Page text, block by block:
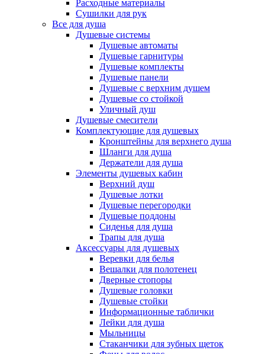
Расходные материалы
Сушилки для рук
Все для душа
Душевые системы
Душевые автоматы
Душевые гарнитуры
Душевые комплекты
Душевые панели
Душевые с верхним душем
Душевые со стойкой
Уличный душ
Душевые смесители
Комплектующие для душевых
Кронштейны для верхнего душа
Шланги для душа
Держатели для душа
Элементы душевых кабин
Верхний душ
Душевые лотки
Душевые перегородки
Душевые поддоны
Сиденья для душа
Трапы для душа
Аксессуары для душевых
Веревки для белья
Вешалки для полотенец
Дверные стопоры
Душевые головки
Душевые стойки
Информационные таблички
Лейки для душа
Мыльницы
Стаканчики для зубных щеток